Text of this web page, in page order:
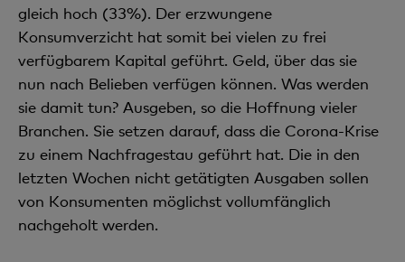
gleich hoch (33%). Der erzwungene
Konsumverzicht hat somit bei vielen zu frei
verfügbarem Kapital geführt. Geld, über das sie
nun nach Belieben verfügen können. Was werden
sie damit tun? Ausgeben, so die Hoffnung vieler
Branchen. Sie setzen darauf, dass die Corona-Krise
zu einem Nachfragestau geführt hat. Die in den
letzten Wochen nicht getätigten Ausgaben sollen
von Konsumenten möglichst vollumfänglich
nachgeholt werden.